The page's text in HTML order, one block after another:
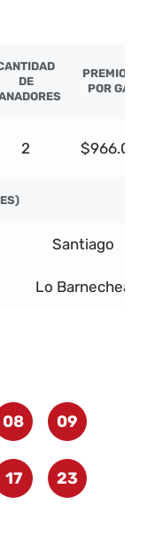
DE
PREMIO
POR
2
Santiago
Lo Barnechea
08 09
17 23